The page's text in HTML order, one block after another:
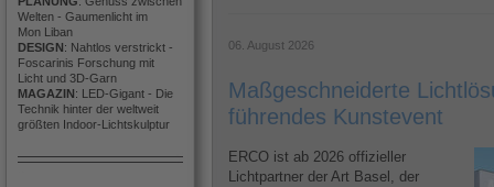
Welten - Gaumenlicht im
Mon Liban
DESIGN: Nahtlos verstrickt -
Foscarinis Forschung mit
Licht und 3D-Garn
MAGAZIN: LED-Gigant - Die
Technik hinter der weltweit
größten Indoor-Lichtskulptur
06. August 2026
Maßgeschneiderte
führendes Kunstevent
ERCO ist ab 2026 offizieller
Lichtpartner der Art Basel, der